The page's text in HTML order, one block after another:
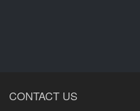
CONTACT US